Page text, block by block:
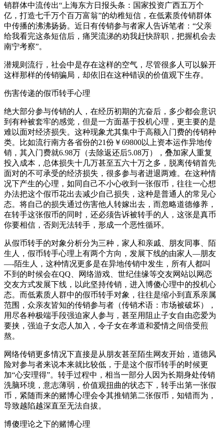
销群体中流传出“上海东方日报头条：国家投资广西五万个
亿，打造七千万个百万富翁”的幼稚短信，在低素质传销群体
中传播的沸沸扬扬。近日有传销参与者家人告诉笔者：“父亲
给我看完这条短信后，痛哭流涕的劝我赶快辞职，把握机会去
南宁考察”。
潜规则流行，社会中是存在这样的空气，尽管很多人可以躲开
这样那样的传销骗局，却依旧在这种错误的价值观下生存。
伤害传递的假币转手心理
绝大部分参与传销的人，在经历初期的亢奋后，多少都会意识
到有种被套牢的感觉，但是一方面基于投机心理，更主要的是
难以面对经济损失。这种现象尤其集中于高额入门费的传销种
类。比如流行南方各省份的21份￥69800以上资本运作异地传
销，其入门费就6.98万（去除返还后5.08万），叠加家人重复
投入成本，总体损失十几万甚至五六十万之多，脱离传销首先
面对的不可承受的经济损失，很多参与者进退两难。在这种情
况下产生的心理，如同自己不小心收到一张假币，往往一心想
办法把这个假币花出去减少自己损失，这种是普通人的常见心
态。将自己的损失通过伤害他人转嫁出去，而忽略道德修养，
在转手这张假币的同时，还必须告诉被转手的人，这张是真币
你要相信，否则无法转手，形成一个恶性循环。
从假币转手的对象分析分为三种，家人和亲戚、朋友同事、陌
生人，假币转手心理上有两个方向，发展下线的由家人—朋友
—-陌生人，这种情况更多是在异地传销中发生，所有人都叫
不到的时候会在QQ、网络游戏、世纪佳缘等交友网站以网恋
交友方式发展下线，以此坚持传销，进入博傻心理中的投机心
态。而低素质人群中的假币转手对象，往往是缩小到直系亲属
范围，众亲友皆知的传销参与者（传销术语：市场被破坏），
用尽各种极端手段强迫家人参与，甚至用阻止子女自由恋爱为
要挟，强迫子女恋人加入，令子女在孝道和爱情之间倍受煎
熬。
网络传销更多情况下直接是从朋友甚至陌生网友开始，道德风
险对参与者来说本来就比较低，于是这个假币转手的时候更
加“心安理得”。转手过程中，相当一部分人因为长期身处传销
洗脑环境，意志薄弱，价值观扭曲的状态下，转手出第一张假
币，紧随而来的赌博心理会令其推销第二张假币，知错而为，
导致越陷越深直至无法自拔。
博傻理论之下的赌博心理